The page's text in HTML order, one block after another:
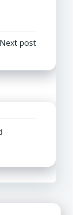
Next post